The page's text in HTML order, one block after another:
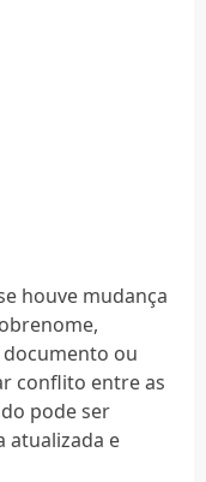
houve mudança
ou
conflito entre as
pode ser
atualizada e